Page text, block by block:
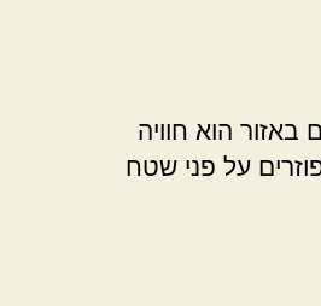
הוא חוויה
על פני שטח